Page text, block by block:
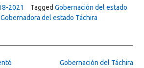
2021 Tagged Gobernación del estado
del estado Táchira
Gobernación del Táchira